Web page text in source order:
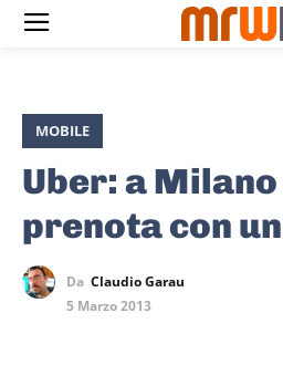
MOBILE
Uber: a
prenota con
Da Claudio Garau
5 Marzo 2013